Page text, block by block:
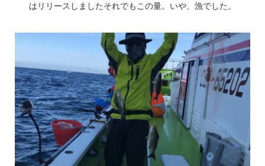
はリリースしましたそれでもこの量。いや、漁でした。